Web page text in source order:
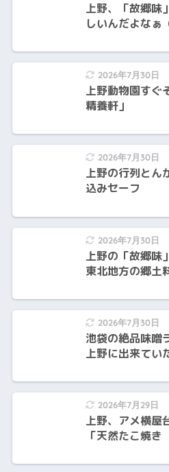
上野、「故郷味
しいんだよなぁ
2026年7月30日
上野動物園すぐ
精養軒」
2026年7月30日
上野の行列とん
込みセーフ
2026年7月30日
上野の「故郷味
東北地方の郷土
2026年7月30日
池袋の絶品味噌
上野に出来てい
2026年7月29日
上野、アメ横屋
「天然たこ焼